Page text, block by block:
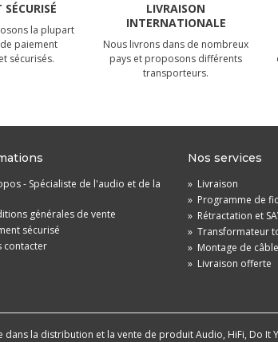
la plupart
paiement
sécurisés.
LIVRAISON
INTERNATIONALE
Nous livrons dans de nombreux
pays et proposons différents
transporteurs.
- Spécialiste de l'audio et de la
générales de vente
sécurisé
contacter
Nos services
» Livraison
» Programme de
» Rétractation et
» Transformateur
» Montage de
» Livraison offerte
dans la distribution et la vente de produit Audio, HiFi, Do